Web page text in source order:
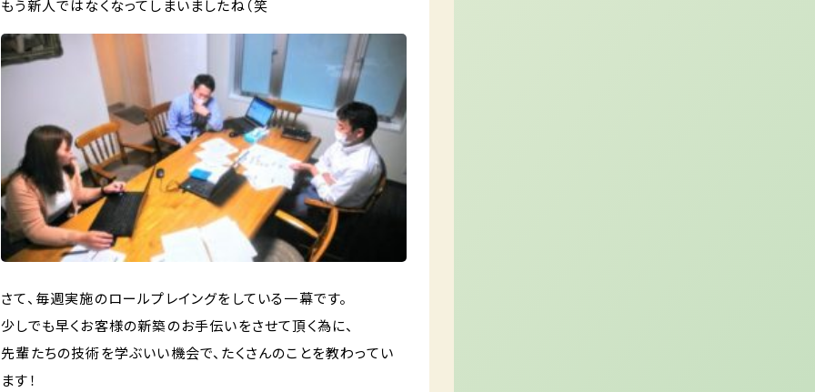
もう新人ではなくなってしまいましたね（笑
さて、毎週実施のロールプレイングをしている一幕です。
少しでも早くお客様の新築のお手伝いをさせて頂く為に、
先輩たちの技術を学ぶいい機会で、たくさんのことを教わってい
ます！